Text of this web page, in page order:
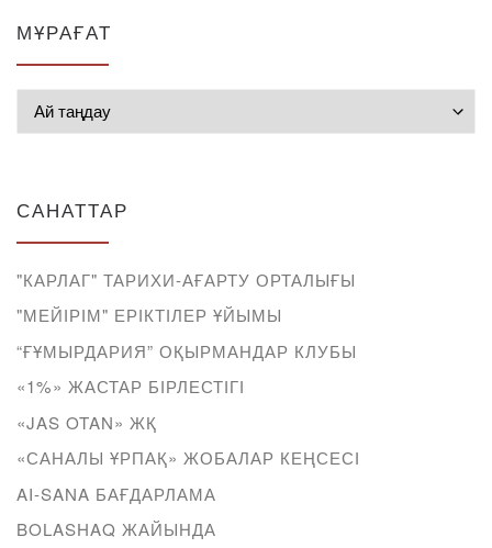
МҰРАҒАТ
САНАТТАР
"КАРЛАГ" ТАРИХИ-АҒАРТУ ОРТАЛЫҒЫ
"МЕЙІРІМ" ЕРІКТІЛЕР ҰЙЫМЫ
“ҒҰМЫРДАРИЯ” ОҚЫРМАНДАР КЛУБЫ
«1%» ЖАСТАР БІРЛЕСТІГІ
«JAS OTAN» ЖҚ
«САНАЛЫ ҰРПАҚ» ЖОБАЛАР КЕҢСЕСІ
AI-SANA БАҒДАРЛАМА
BOLASHAQ ЖАЙЫНДА